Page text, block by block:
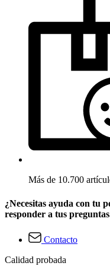
Más de 10.700
¿Necesitas ayuda con tu
responder a tus
Contacto
Calidad probada